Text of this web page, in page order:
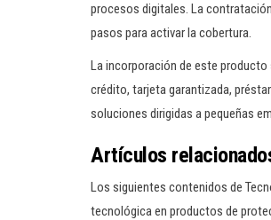
procesos digitales. La
pasos para activar la cobertura.
La incorporación de este
crédito, tarjeta garantizada,
soluciones dirigidas a pequeñas
Artículos
Los siguientes contenidos de
tecnológica en productos de